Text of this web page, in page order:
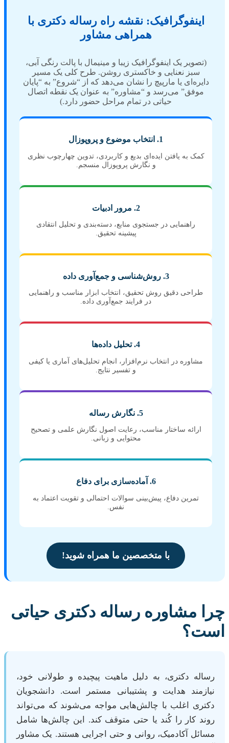
اینفوگرافیک: نقشه راه رساله دکتری با
همراهی مشاور
(تصویر یک اینفوگرافیک زیبا و مینیمال با پالت رنگی آبی،
سبز نعنایی و خاکستری روشن. طرح کلی یک مسیر
دایره‌ای یا مارپیچ را نشان می‌دهد که از “شروع” به “پایان
موفق” می‌رسد و “مشاوره” به عنوان یک نقطه اتصال
حیاتی در تمام مراحل حضور دارد.)
1. انتخاب موضوع و پروپوزال
کمک به یافتن ایده‌ای بدیع و کاربردی، تدوین چهارچوب نظری
و نگارش پروپوزال منسجم.
2. مرور ادبیات
راهنمایی در جستجوی منابع، دسته‌بندی و تحلیل انتقادی
پیشینه تحقیق.
3. روش‌شناسی و جمع‌آوری داده
طراحی دقیق روش تحقیق، انتخاب ابزار مناسب و راهنمایی
در فرایند جمع‌آوری داده.
4. تحلیل داده‌ها
مشاوره در انتخاب نرم‌افزار، انجام تحلیل‌های آماری یا کیفی
و تفسیر نتایج.
5. نگارش رساله
ارائه ساختار مناسب، رعایت اصول نگارش علمی و تصحیح
محتوایی و زبانی.
6. آماده‌سازی برای دفاع
تمرین دفاع، پیش‌بینی سوالات احتمالی و تقویت اعتماد به
نفس.
با متخصصین ما همراه شوید!
چرا مشاوره رساله دکتری حیاتی
است؟
رساله دکتری، به دلیل ماهیت پیچیده و طولانی خود،
نیازمند هدایت و پشتیبانی مستمر است. دانشجویان
دکتری اغلب با چالش‌هایی مواجه می‌شوند که می‌تواند
روند کار را کُند یا حتی متوقف کند. این چالش‌ها شامل
مسائل آکادمیک، روانی و حتی اجرایی هستند. یک مشاور